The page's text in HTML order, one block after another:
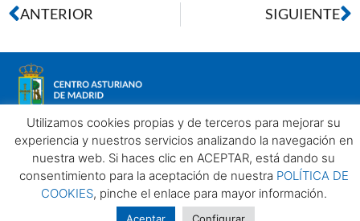
ANTERIOR SIGUIENTE
Aviso legalPolítica de privacidadPolítica de Cookies
Centro Asturiano de Madrid. Todos los derechos reservados
2025©
Utilizamos cookies propias y de terceros para mejorar su
experiencia y nuestros servicios analizando la navegación en
nuestra web. Si haces clic en ACEPTAR, está dando su
consentimiento para la aceptación de nuestra POLÍTICA DE
COOKIES, pinche el enlace para mayor información.